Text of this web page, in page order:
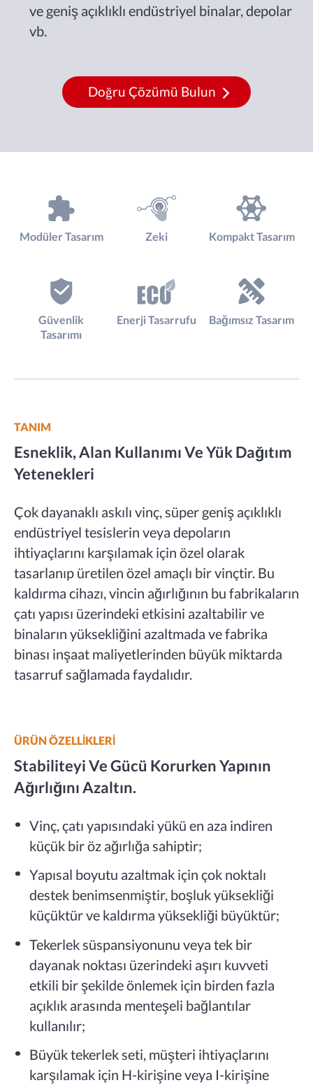
ve geniş açıklıklı endüstriyel binalar, depolar
vb.
Doğru Çözümü Bulun
Modüler Tasarım Zeki Kompakt Tasarım
Güvenlik
Tasarımı
Enerji Tasarrufu Bağımsız Tasarım
TANIM
Esneklik, Alan Kullanımı Ve Yük Dağıtım
Yetenekleri
Çok dayanaklı askılı vinç, süper geniş açıklıklı
endüstriyel tesislerin veya depoların
ihtiyaçlarını karşılamak için özel olarak
tasarlanıp üretilen özel amaçlı bir vinçtir. Bu
kaldırma cihazı, vincin ağırlığının bu fabrikaların
çatı yapısı üzerindeki etkisini azaltabilir ve
binaların yüksekliğini azaltmada ve fabrika
binası inşaat maliyetlerinden büyük miktarda
tasarruf sağlamada faydalıdır.
ÜRÜN ÖZELLİKLERİ
Stabiliteyi Ve Gücü Korurken Yapının
Ağırlığını Azaltın.
Vinç, çatı yapısındaki yükü en aza indiren
küçük bir öz ağırlığa sahiptir;
Yapısal boyutu azaltmak için çok noktalı
destek benimsenmiştir, boşluk yüksekliği
küçüktür ve kaldırma yüksekliği büyüktür;
Tekerlek süspansiyonunu veya tek bir
dayanak noktası üzerindeki aşırı kuvveti
etkili bir şekilde önlemek için birden fazla
açıklık arasında menteşeli bağlantılar
kullanılır;
Büyük tekerlek seti, müşteri ihtiyaçlarını
karşılamak için H-kirişine veya I-kirişine